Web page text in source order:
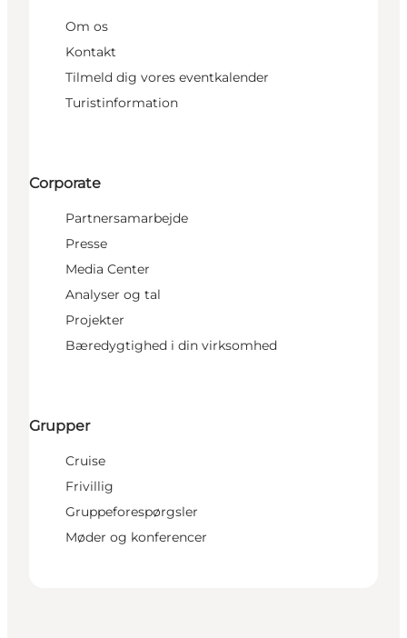
Om os
Kontakt
Tilmeld dig vores eventkalender
Turistinformation
Corporate
Partnersamarbejde
Presse
Media Center
Analyser og tal
Projekter
Bæredygtighed i din virksomhed
Grupper
Cruise
Frivillig
Gruppeforespørgsler
Møder og konferencer